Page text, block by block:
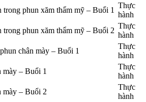
trong phun xăm thẩm mỹ – Buổi 1
Thực
hành
trong phun xăm thẩm mỹ – Buổi 2
Thực
hành
chân mày – Buổi 1
Thực
hành
mày – Buổi 1
Thực
hành
mày – Buổi 2
Thực
hành